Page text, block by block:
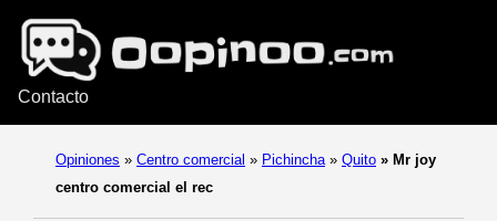
Contacto
Opiniones » Centro comercial » Pichincha » Quito » Mr joy
centro comercial el rec